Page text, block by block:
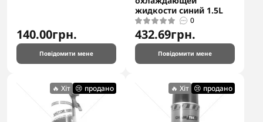
140.00грн.
Повідомити мене
жидкости синий 1.5L
0
432.69грн.
Повідомити мене
🔥 Хіт 😢 продано 🔥 Хіт 😢 продано